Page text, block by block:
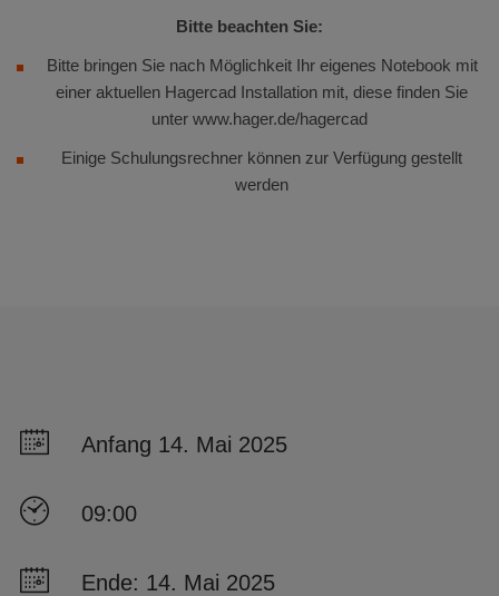
Bitte beachten Sie:
Bitte bringen Sie nach Möglichkeit Ihr eigenes Notebook mit
einer aktuellen Hagercad Installation mit, diese finden Sie
unter www.hager.de/hagercad
Einige Schulungsrechner können zur Verfügung gestellt
werden
Anfang 14. Mai 2025
09:00
Ende: 14. Mai 2025